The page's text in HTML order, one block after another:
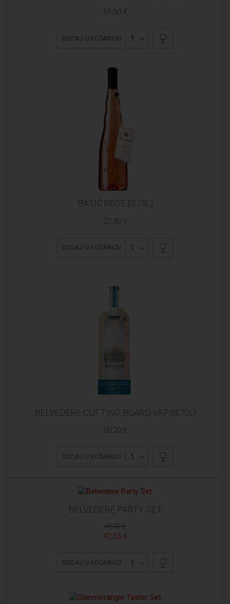
61,50 €
DODAJ U KOŠARICU 1
BATIČ ROSÉ (0,75L)
22,80 €
DODAJ U KOŠARICU 1
BELVEDERE CUTTING BOARD VAP (0,70L)
50,20 €
DODAJ U KOŠARICU 1
BELVEDERE PARTY SET
48,00 €
42,55 €
DODAJ U KOŠARICU 1